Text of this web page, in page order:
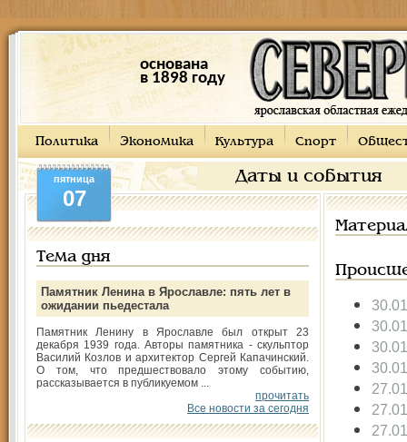
основана
в 1898 году
Политика Экономика Культура Спорт
Даты и события
пятница
07
Тема дня
Памятник Ленина в Ярославле: пять лет в
ожидании пьедестала
Памятник Ленину в Ярославле был открыт 23
декабря 1939 года. Авторы памятника - скульптор
Василий Козлов и архитектор Сергей Капачинский.
О том, что предшествовало этому событию,
рассказывается в публикуемом ...
прочитать
Все новости за сегодня